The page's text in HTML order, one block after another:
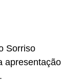
Sorriso
apresentação